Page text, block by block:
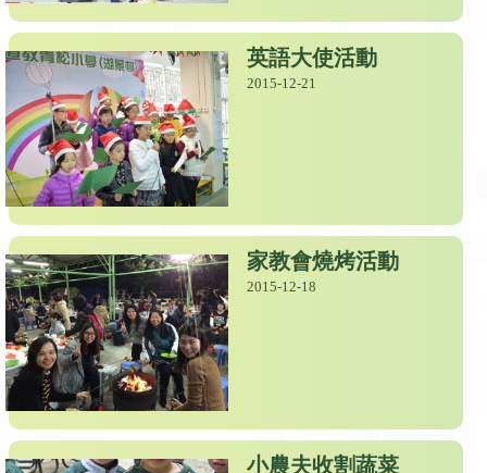
英語大使活動
2015-12-21
家教會燒烤活動
2015-12-18
小農夫收割蔬菜